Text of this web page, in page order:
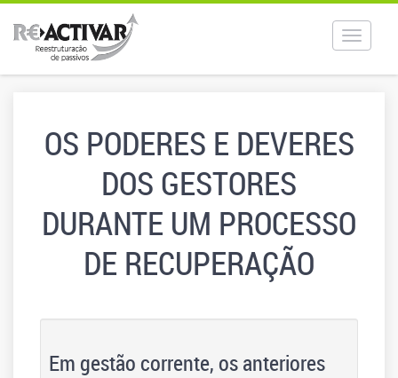
Toggle
OS PODERES E DEVERES
DOS GESTORES
DURANTE UM PROCESSO
DE RECUPERAÇÃO
Em gestão corrente, os anteriores